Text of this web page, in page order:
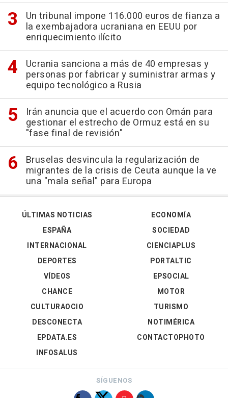
Un tribunal impone 116.000 euros de fianza a
la exembajadora ucraniana en EEUU por
enriquecimiento ilícito
Ucrania sanciona a más de 40 empresas y
personas por fabricar y suministrar armas y
equipo tecnológico a Rusia
Irán anuncia que el acuerdo con Omán para
gestionar el estrecho de Ormuz está en su
"fase final de revisión"
Bruselas desvincula la regularización de
migrantes de la crisis de Ceuta aunque la ve
una "mala señal" para Europa
ÚLTIMAS NOTICIAS
ESPAÑA
INTERNACIONAL
DEPORTES
VÍDEOS
ECONOMÍA
SOCIEDAD
CIENCIAPLUS
PORTALTIC
EPSOCIAL
CHANCE
CULTURAOCIO
DESCONECTA
EPDATA.ES
INFOSALUS
MOTOR
TURISMO
NOTIMÉRICA
CONTACTOPHOTO
SÍGUENOS